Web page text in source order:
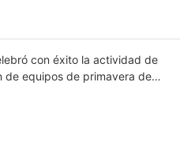
con éxito la actividad de
de equipos de primavera de